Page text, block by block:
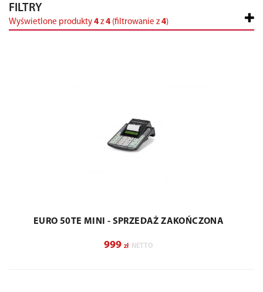
FILTRY
Wyświetlone produkty 4 z4 (filtrowanie z4)
EURO 50TE MINI - SPRZEDAŻ ZAKOŃCZONA
999 zł NETTO